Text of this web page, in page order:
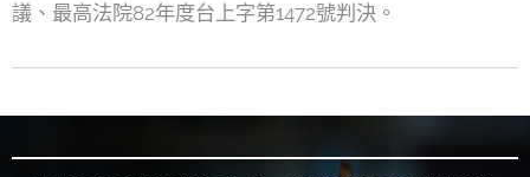
議、最高法院82年度台上字第1472號判決。